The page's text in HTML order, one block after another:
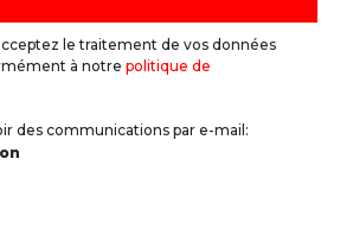
le traitement de vos données
à notre politique de
des communications par e-mail: